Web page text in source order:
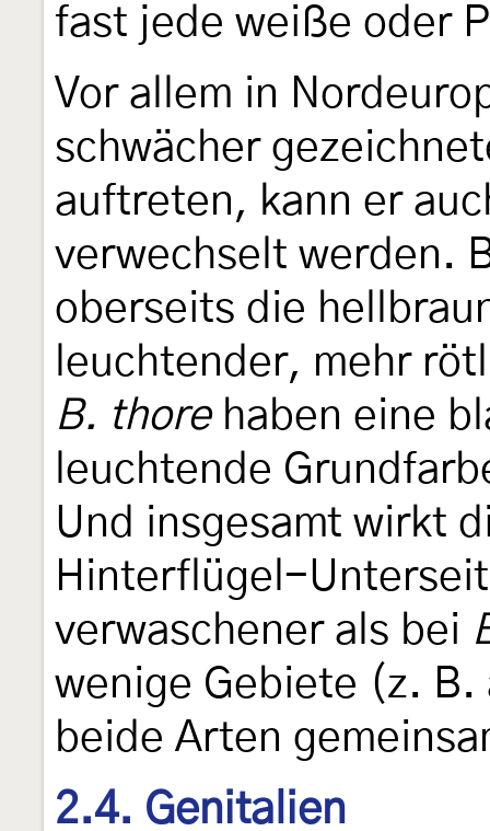
fast jede weiße oder
Vor allem in
schwächer
auftreten, kann er
verwechselt werden.
oberseits die
leuchtender, mehr
B. thorehaben eine
leuchtende
Und insgesamt wirkt
Hinterflügel-
verwaschener als bei
wenige Gebiete (z.
beide Arten
2.4. Genitalien